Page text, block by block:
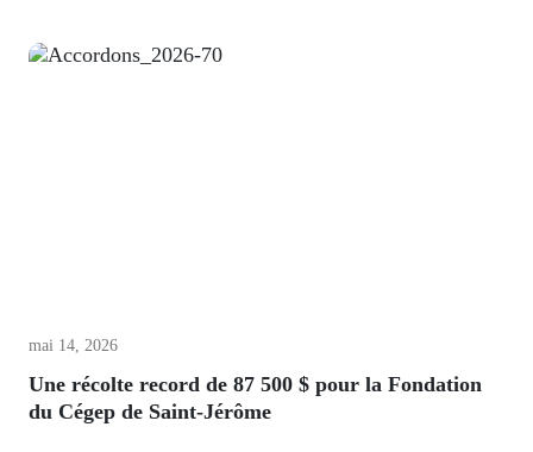
mai 14, 2026
Une récolte record de 87 500 $ pour la Fondation
du Cégep de Saint-Jérôme